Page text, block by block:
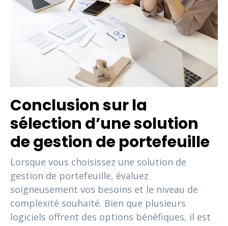
Conclusion sur la
sélection d’une solution
de gestion de portefeuille
Lorsque vous choisissez une solution de
gestion de portefeuille, évaluez
soigneusement vos besoins et le niveau de
complexité souhaité. Bien que plusieurs
logiciels offrent des options bénéfiques, il est